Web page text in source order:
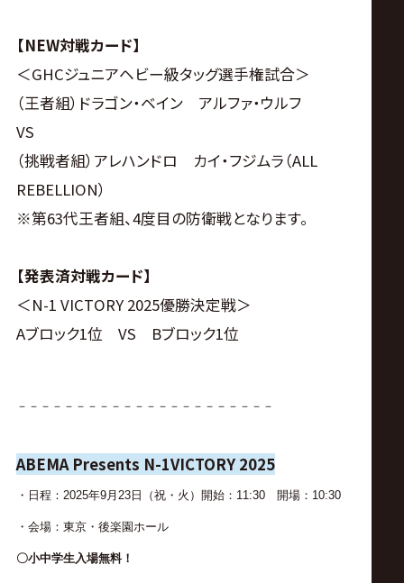
【NEW対戦カード】
＜GHCジュニアヘビー級タッグ選手権試合＞
（王者組）ドラゴン・ベイン アルファ・ウルフ
VS
（挑戦者組）アレハンドロ カイ・フジムラ（ALL
REBELLION）
※第63代王者組、4度目の防衛戦となります。
【発表済対戦カード】
＜N-1 VICTORY 2025優勝決定戦＞
Aブロック1位 VS Bブロック1位
－－－－－－－－－－－－－－－－－－－－－－
ABEMA Presents N-1VICTORY 2025
・日程：2025年9月23日（祝・火）開始：11:30 開場：10:30
・会場：東京・後楽園ホール
〇小中学生入場無料！